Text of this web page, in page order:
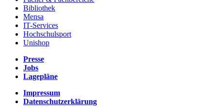
Bibliothek
Mensa
IT-Services
Hochschulsport
Unishop
Presse
Jobs
Lagepläne
Impressum
Datenschutzerklärung